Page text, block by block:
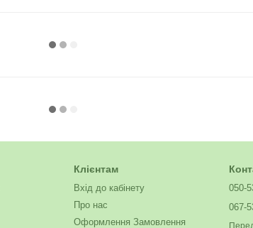
Клієнтам
Вхід до кабінету
Про нас
Оформлення Замовлення
050-
067-